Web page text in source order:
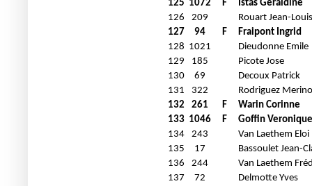
125 1072 F
Istas Geraldine
126
209
Rouart Jean-Louis
127
94 F
Fraipont Ingrid
128 1021
Dieudonne Emile
129
185
Picote Jose
130
69
Decoux Patrick
131
322
Rodriguez
132
261 F
Warin Corinne
133 1046 F
Goffin Veronique
134
243
Van Laethem Eloi
135
17
Bassoulet Jean-
136
244
Van Laethem
137
72
Delmotte Yves